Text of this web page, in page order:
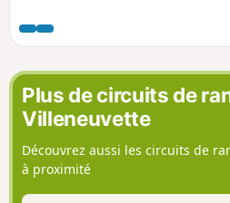
Jusqu'au (7), le tracé suit le
randonnées vélo 14-17. Belles
plaine de l’Hérault, le Pic Saint-
Saint-Baudille, le Mont Liausson et
Vissou.
Plus de circuits de
Villeneuvette
Découvrez aussi les circuits de
à proximité